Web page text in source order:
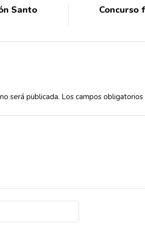
Santo
Concurso
será publicada. Los campos